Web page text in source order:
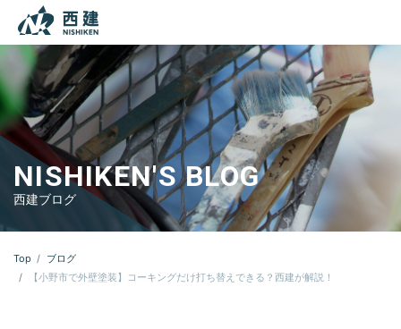
本文までスキップする
NISHIKEN'S BLOG
西建ブログ
Top
ブログ
【小野市で外壁塗装】コーキングだけ打ち替えできる？西建が解説！